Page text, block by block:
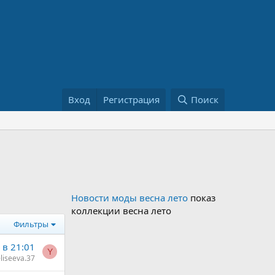
Вход Регистрация Поиск
Фильтры
21:01 Y
Новости моды весна лето показ
коллекции весна лето